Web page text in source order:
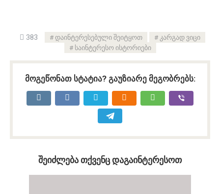
383 დაინტერესებული შეიტყოთ
კარგად ვიცი
საინტერესო ისტორიები
მოგეწონათ სტატია? გაუზიარე მეგობრებს:
შეიძლება თქვენც დაგაინტერესოთ